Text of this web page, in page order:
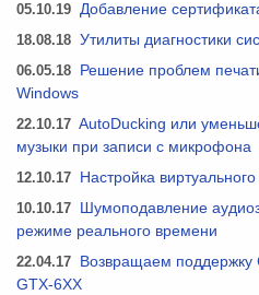
05.10.19 Добавление
18.08.18 Утилиты диагностики
06.05.18
Решение проблем
Windows
22.10.17 AutoDucking или
музыки при записи с микрофона
12.10.17
Настройка
10.10.17
Шумоподавление
режиме реального времени
22.04.17
Возвращаем поддержку
GTX-6XX